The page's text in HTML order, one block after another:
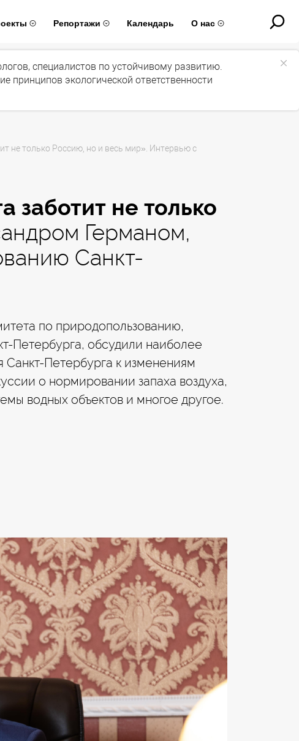
Репортажи Календарь О нас
специалистов по устойчивому развитию.
принципов экологической ответственности
не только Россию, но и весь мир». Интервью с
заботит не только
Германом,
Санкт-
по природопользованию,
Петербурга, обсудили наиболее
Санкт-Петербурга к изменениям
о нормировании запаха воздуха,
водных объектов и многое другое.